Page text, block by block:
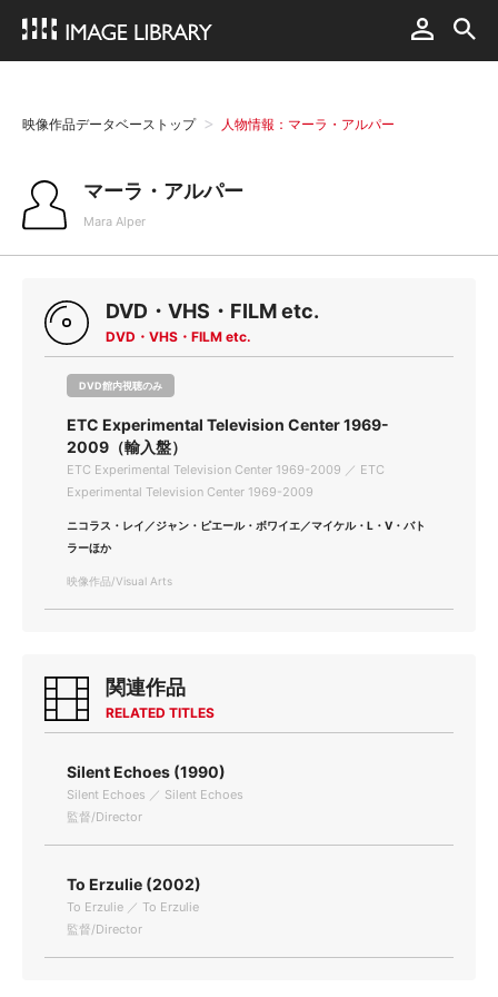
映像作品データベーストップ 人物情報：マーラ・アルパー
マーラ・アルパー
Mara Alper
DVD・VHS・FILM etc.
DVD・VHS・FILM etc.
DVD館内視聴のみ
ETC Experimental Television Center 1969-
2009（輸入盤）
ETC Experimental Television Center 1969-2009 ／ ETC
Experimental Television Center 1969-2009
ニコラス・レイ／ジャン・ピエール・ボワイエ／マイケル・L・V・バト
ラーほか
映像作品/Visual Arts
関連作品
RELATED TITLES
Silent Echoes (1990)
Silent Echoes ／ Silent Echoes
監督/Director
To Erzulie (2002)
To Erzulie ／ To Erzulie
監督/Director